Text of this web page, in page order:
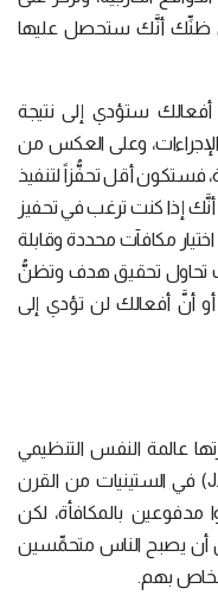
ظنِّك أنَّك ستحصل عليها
ستؤدي إلى نتيجة
وعلى العكس من
فستكون أقل تحفُّزاً لتنفيذ
إذا كنت ترغب في تحفيز
مكافآت محددة وقابلة
تحاول تحقيق هدف وتظنُّ
أنَّ أفعالك لن تؤدي إلى
عالمة النفس التنظيمي
"جيه ستايسي أبرامز" (J. Stacey Abrams) في الستينيات من القرن
مدفوعين بالمكافأة، لكن
أن يصبح الناس متحمِّسين
بهم.